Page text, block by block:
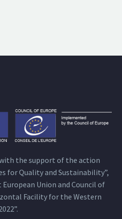
the support of the action
for Quality and Sustainability”,
Union and Council of
Facility for the Western